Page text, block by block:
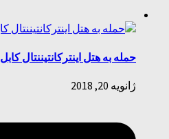
حمله به هتل اینترکانتیننتال کابل
ژانویه 20, 2018